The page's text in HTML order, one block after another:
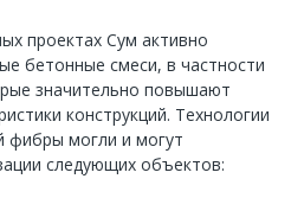
проектах Сум активно
бетонные смеси, в частности
значительно повышают
конструкций. Технологии
фибры могли и могут
следующих объектов: